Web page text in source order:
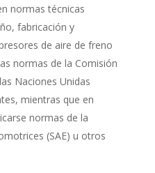
normas técnicas
fabricación y
de aire de freno
normas de la Comisión
Naciones Unidas
mientras que en
normas de la
(SAE) u otros